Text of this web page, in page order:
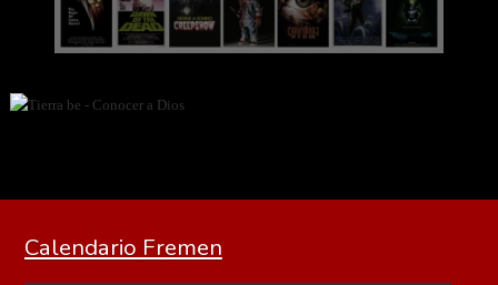
Calendario Fremen